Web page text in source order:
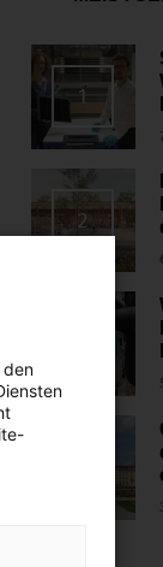
1
2
den